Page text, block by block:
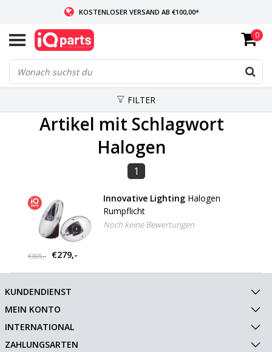
KOSTENLOSER VERSAND AB €100,00*
WENN AUF LAGER: VOR 14:00 UHR BESTELLT, VERSAND AM SELBEN TAG
WELTWEITE LIEFERUNG
0
FILTER
Artikel mit Schlagwort
Halogen
1
Innovative Lighting Halogen
Rumpflicht
Noch keine Bewertungen
€305,- €279,-
KUNDENDIENST
MEIN KONTO
INTERNATIONAL
ZAHLUNGSARTEN